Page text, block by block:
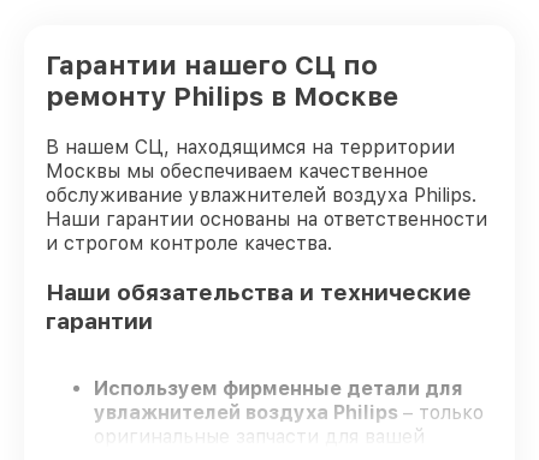
Гарантии нашего СЦ по
ремонту Philips в Москве
В нашем СЦ, находящимся на территории
Москвы мы обеспечиваем качественное
обслуживание увлажнителей воздуха Philips.
Наши гарантии основаны на ответственности
и строгом контроле качества.
Наши обязательства и технические
гарантии
Используем фирменные детали для
увлажнителей воздуха Philips – только
оригинальные запчасти для вашей